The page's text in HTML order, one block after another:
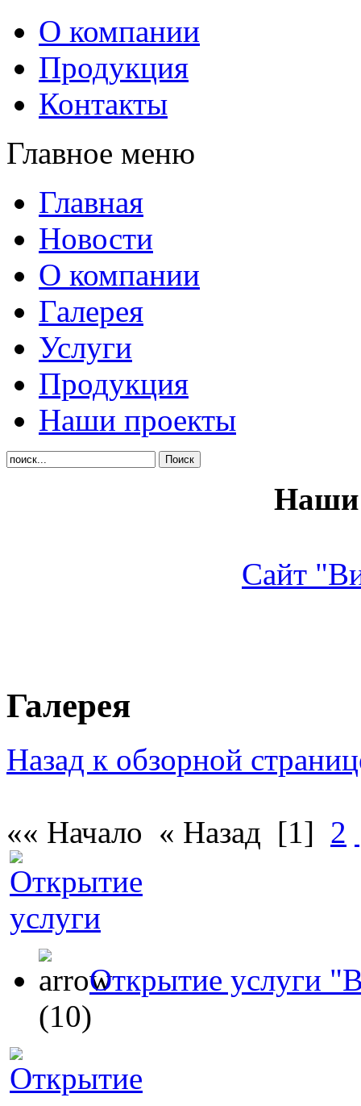
О компании
Продукция
Контакты
Главное меню
Главная
Новости
О компании
Галерея
Услуги
Продукция
Наши проекты
Наши
Сайт
Галерея
Назад к обзорной
«« Начало « Назад [1] 2
Открытие услуги
(10)